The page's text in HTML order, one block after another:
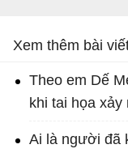
Xem thêm bài
Theo em Dế
khi tai họa xảy
Ai là người đã